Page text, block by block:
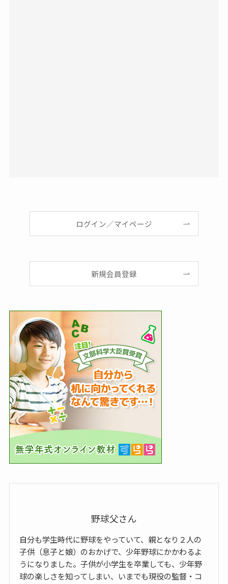
ログイン／マイページ
新規会員登録
野球父さん
自分も学生時代に野球をやっていて、親となり２人の
子供（息子と娘）のおかげで、少年野球にかかわるよ
うになりました。子供が小学生を卒業しても、少年野
球の楽しさを知ってしまい、いまでも現役の監督・コ